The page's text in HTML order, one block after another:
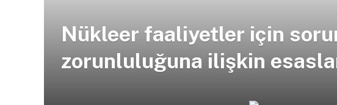
Nükleer faaliyetler için
zorunluluğuna ilişkin